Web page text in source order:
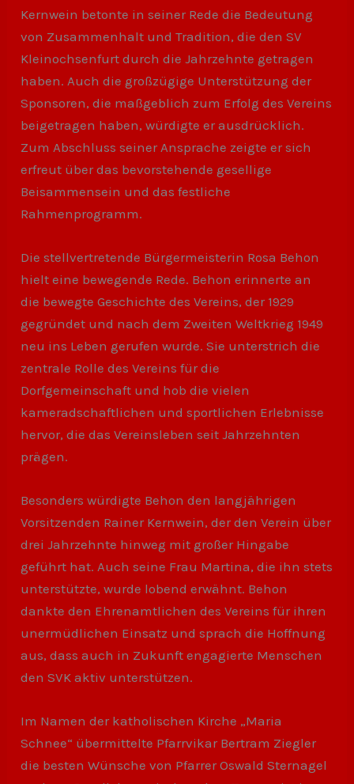
Kernwein betonte in seiner Rede die Bedeutung
von Zusammenhalt und Tradition, die den SV
Kleinochsenfurt durch die Jahrzehnte getragen
haben. Auch die großzügige Unterstützung der
Sponsoren, die maßgeblich zum Erfolg des Vereins
beigetragen haben, würdigte er ausdrücklich.
Zum Abschluss seiner Ansprache zeigte er sich
erfreut über das bevorstehende gesellige
Beisammensein und das festliche
Rahmenprogramm.
Die stellvertretende Bürgermeisterin Rosa Behon
hielt eine bewegende Rede. Behon erinnerte an
die bewegte Geschichte des Vereins, der 1929
gegründet und nach dem Zweiten Weltkrieg 1949
neu ins Leben gerufen wurde. Sie unterstrich die
zentrale Rolle des Vereins für die
Dorfgemeinschaft und hob die vielen
kameradschaftlichen und sportlichen Erlebnisse
hervor, die das Vereinsleben seit Jahrzehnten
prägen.
Besonders würdigte Behon den langjährigen
Vorsitzenden Rainer Kernwein, der den Verein über
drei Jahrzehnte hinweg mit großer Hingabe
geführt hat. Auch seine Frau Martina, die ihn stets
unterstützte, wurde lobend erwähnt. Behon
dankte den Ehrenamtlichen des Vereins für ihren
unermüdlichen Einsatz und sprach die Hoffnung
aus, dass auch in Zukunft engagierte Menschen
den SVK aktiv unterstützen.
Im Namen der katholischen Kirche „Maria
Schnee“ übermittelte Pfarrvikar Bertram Ziegler
die besten Wünsche von Pfarrer Oswald Sternagel